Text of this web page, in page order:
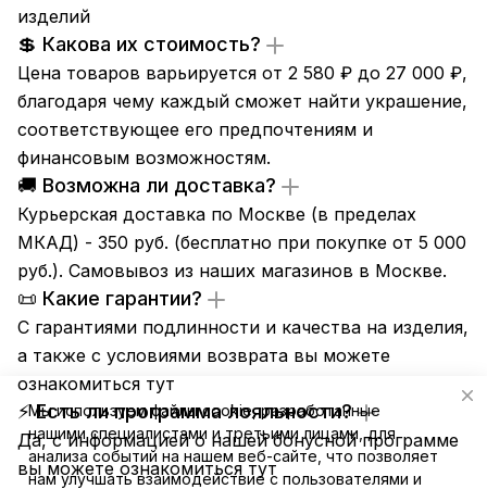
изделий
💲 Какова их стоимость?
Цена товаров варьируется от 2 580 ₽ до 27 000 ₽,
благодаря чему каждый сможет найти украшение,
соответствующее его предпочтениям и
финансовым возможностям.
🚚 Возможна ли доставка?
Курьерская доставка по Москве (в пределах
МКАД) - 350 руб. (бесплатно при покупке от 5 000
руб.). Самовывоз из наших магазинов в Москве.
📜 Какие гарантии?
С гарантиями подлинности и качества на изделия,
а также с условиями возврата вы можете
ознакомиться тут
⚡ Есть ли программа лояльности?
Да, с информацией о нашей бонусной программе
вы можете ознакомитьсятут
Мы используем файлы cookie, разработанные
нашими специалистами и третьими лицами, для
анализа событий на нашем веб-сайте, что позволяет
нам улучшать взаимодействие с пользователями и